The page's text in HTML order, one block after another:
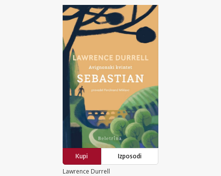
Kupi
Izposodi
Lawrence Durrell